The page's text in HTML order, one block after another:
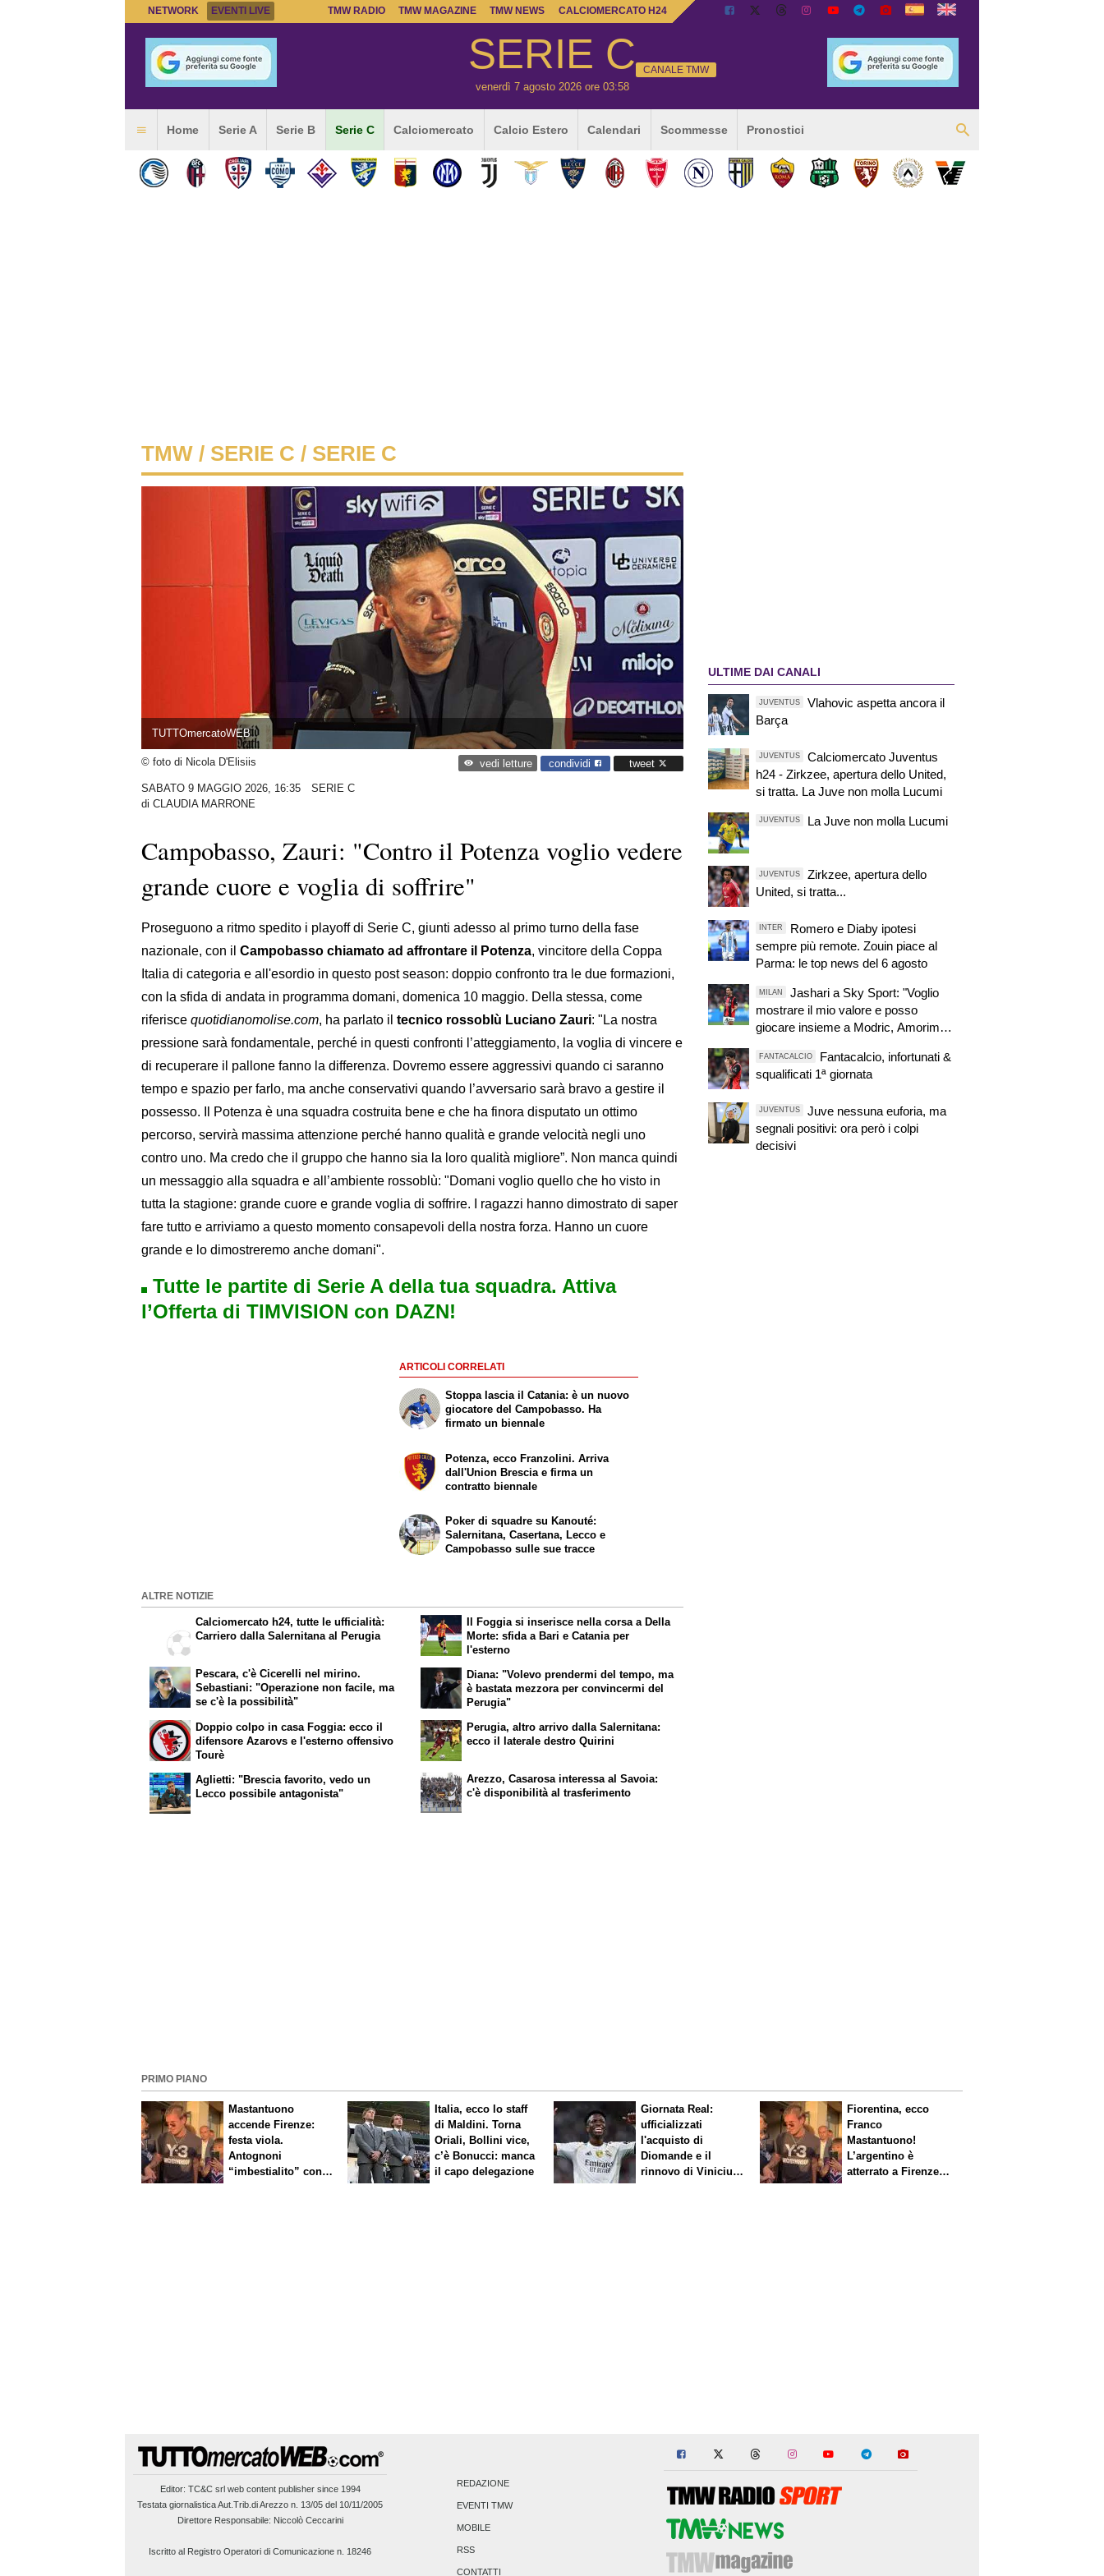
NETWORK EVENTI LIVE TMW RADIO TMW MAGAZINE TMW NEWS CALCIOMERCATO H24
SERIE C
venerdì 7 agosto 2026 ore 03:58
CANALE TMW
Home Serie A Serie B Serie C Calciomercato Calcio Estero Calendari Scommesse Pronostici
TMW / SERIE C / SERIE C
TUTTOmercatoWEB
© foto di Nicola D'Elisiis vedi letture condividi tweet
SABATO 9 MAGGIO 2026, 16:35
SERIE C
di CLAUDIA MARRONE
Campobasso, Zauri: "Contro il Potenza voglio vedere
grande cuore e voglia di soffrire"
Proseguono a ritmo spedito i playoff di Serie C, giunti adesso al primo turno della fase
nazionale, con il Campobasso chiamato ad affrontare il Potenza, vincitore della Coppa
Italia di categoria e all'esordio in questo post season: doppio confronto tra le due formazioni,
con la sfida di andata in programma domani, domenica 10 maggio. Della stessa, come
riferisce quotidianomolise.com, ha parlato il tecnico rossoblù Luciano Zauri: "La nostra
pressione sarà fondamentale, perché in questi confronti l’atteggiamento, la voglia di vincere e
di recuperare il pallone fanno la differenza. Dovremo essere aggressivi quando ci saranno
tempo e spazio per farlo, ma anche conservativi quando l’avversario sarà bravo a gestire il
possesso. Il Potenza è una squadra costruita bene e che ha finora disputato un ottimo
percorso, servirà massima attenzione perché hanno qualità e grande velocità negli uno
contro uno. Ma credo che il gruppo che hanno sia la loro qualità migliore”. Non manca quindi
un messaggio alla squadra e all’ambiente rossoblù: "Domani voglio quello che ho visto in
tutta la stagione: grande cuore e grande voglia di soffrire. I ragazzi hanno dimostrato di saper
fare tutto e arriviamo a questo momento consapevoli della nostra forza. Hanno un cuore
grande e lo dimostreremo anche domani".
Tutte le partite di Serie A della tua squadra. Attiva
l’Offerta di TIMVISION con DAZN!
ARTICOLI CORRELATI
Stoppa lascia il Catania: è un nuovo
giocatore del Campobasso. Ha
firmato un biennale
Potenza, ecco Franzolini. Arriva
dall'Union Brescia e firma un
contratto biennale
Poker di squadre su Kanouté:
Salernitana, Casertana, Lecco e
Campobasso sulle sue tracce
ALTRE NOTIZIE
Calciomercato h24, tutte le ufficialità:
Carriero dalla Salernitana al Perugia
Pescara, c'è Cicerelli nel mirino.
Sebastiani: "Operazione non facile, ma
se c'è la possibilità"
Il Foggia si inserisce nella corsa a Della
Morte: sfida a Bari e Catania per
l'esterno
Diana: "Volevo prendermi del tempo, ma
è bastata mezzora per convincermi del
Perugia"
Doppio colpo in casa Foggia: ecco il
difensore Azarovs e l'esterno offensivo
Tourè
Aglietti: "Brescia favorito, vedo un
Lecco possibile antagonista"
Perugia, altro arrivo dalla Salernitana:
ecco il laterale destro Quirini
Arezzo, Casarosa interessa al Savoia:
c'è disponibilità al trasferimento
ULTIME DAI CANALI
JUVENTUS
Vlahovic aspetta ancora il
Barça
JUVENTUS
Calciomercato Juventus
h24 - Zirkzee, apertura dello United,
si tratta. La Juve non molla Lucumi
JUVENTUS La Juve non molla Lucumi
JUVENTUS
Zirkzee, apertura dello
United, si tratta...
INTER
Romero e Diaby ipotesi
sempre più remote. Zouin piace al
Parma: le top news del 6 agosto
MILAN
Jashari a Sky Sport: "Voglio
mostrare il mio valore e posso
giocare insieme a Modric, Amorim
diversa"
FANTACALCIO
Fantacalcio, infortunati &
squalificati 1ª giornata
JUVENTUS
Juve nessuna euforia, ma
segnali positivi: ora però i colpi
decisivi
PRIMO PIANO
Mastantuono
accende Firenze:
festa viola.
Antognoni
“imbestialito” con
Italia, ecco lo staff
di Maldini. Torna
Oriali, Bollini vice,
c’è Bonucci: manca
il capo delegazione
Giornata Real:
ufficializzati
l'acquisto di
Diomande e il
rinnovo di Vinicius.
Fiorentina, ecco
Franco
Mastantuono!
L’argentino è
atterrato a Firenze,
Editor: TC&C srl web content publisher since 1994
Testata giornalistica Aut.Trib.di Arezzo n. 13/05 del 10/11/2005
Direttore Responsabile: Niccolò Ceccarini
Iscritto al Registro Operatori di Comunicazione n. 18246
REDAZIONE
EVENTI TMW
MOBILE
RSS
CONTATTI